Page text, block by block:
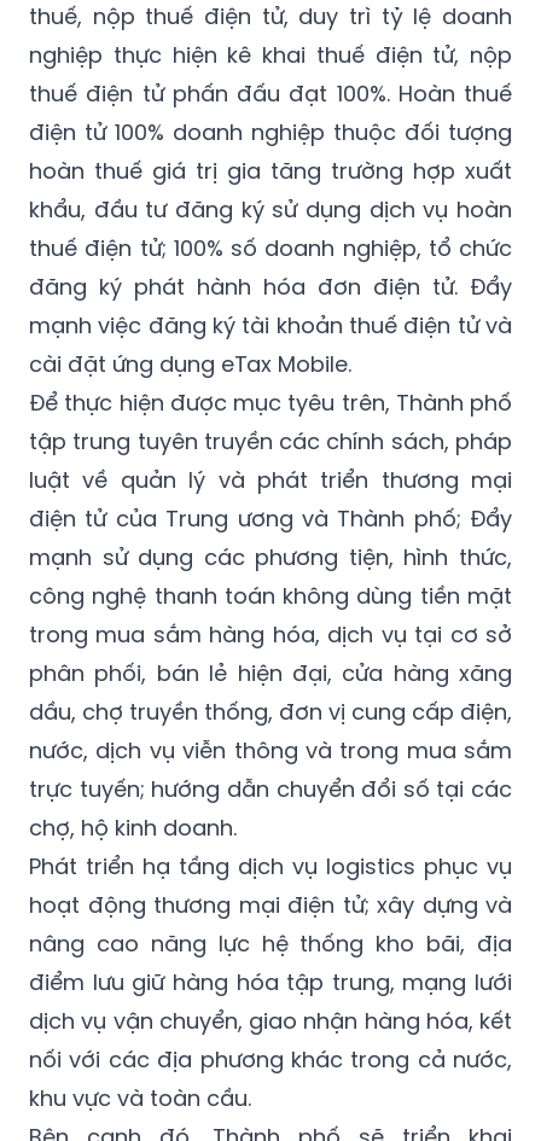
thuế, nộp thuế điện tử, duy trì tỷ lệ doanh
nghiệp thực hiện kê khai thuế điện tử, nộp
thuế điện tử phấn đấu đạt 100%. Hoàn thuế
điện tử 100% doanh nghiệp thuộc đối tượng
hoàn thuế giá trị gia tăng trường hợp xuất
khẩu, đầu tư đăng ký sử dụng dịch vụ hoàn
thuế điện tử; 100% số doanh nghiệp, tổ chức
đăng ký phát hành hóa đơn điện tử. Đẩy
mạnh việc đăng ký tài khoản thuế điện tử và
cài đặt ứng dụng eTax Mobile.
Để thực hiện được mục tyêu trên, Thành phố
tập trung tuyên truyền các chính sách, pháp
luật về quản lý và phát triển thương mại
điện tử của Trung ương và Thành phố; Đẩy
mạnh sử dụng các phương tiện, hình thức,
công nghệ thanh toán không dùng tiền mặt
trong mua sắm hàng hóa, dịch vụ tại cơ sở
phân phối, bán lẻ hiện đại, cửa hàng xăng
dầu, chợ truyền thống, đơn vị cung cấp điện,
nước, dịch vụ viễn thông và trong mua sắm
trực tuyến; hướng dẫn chuyển đổi số tại các
chợ, hộ kinh doanh.
Phát triển hạ tầng dịch vụ logistics phục vụ
hoạt động thương mại điện tử; xây dựng và
nâng cao năng lực hệ thống kho bãi, địa
điểm lưu giữ hàng hóa tập trung, mạng lưới
dịch vụ vận chuyển, giao nhận hàng hóa, kết
nối với các địa phương khác trong cả nước,
khu vực và toàn cầu.